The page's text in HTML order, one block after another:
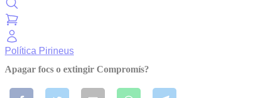
Política Pirineus
Apagar focs o extingir Compromís?